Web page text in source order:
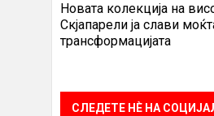
Новата колекција на
Скјапарели ја слави
трансформацијата
СЛЕДЕТЕ НÈ НА